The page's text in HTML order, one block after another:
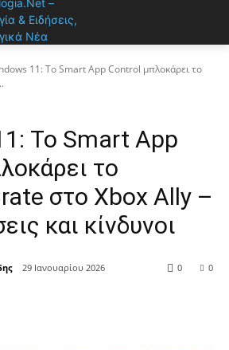
11: Το Smart App Control μπλοκάρει το
Το Smart App
το
στο Xbox Ally –
και κίνδυνοι
29 Ιανουαρίου 2026 0
0